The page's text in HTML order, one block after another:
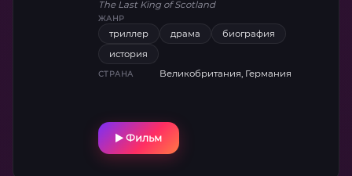
настоящий кошмар. Постепенно рай
превращается в ловушку, где дружба с
диктатором грозит уничтожить не только
идеалы, но и саму жизнь. Ослепительная
игра создает жуткую атмосферу
напряжении до финальных титров.
The Last King of Scotland
ЖАНР
триллер драма
биография
история
СТРАНА Великобритания, Германия
Фильм